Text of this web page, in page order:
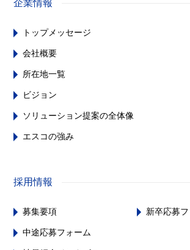
企業情報
トップメッセージ
会社概要
所在地一覧
ビジョン
ソリューション提案の全体像
エスコの強み
採用情報
募集要項 新卒応募
中途応募フォーム